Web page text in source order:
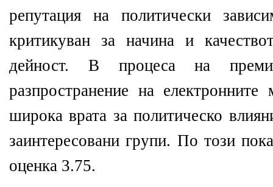
репутация на политически
критикуван за начина и
дейност. В процеса на
разпространение на
широка врата за политическо
заинтересовани групи. По този
оценка 3.75.